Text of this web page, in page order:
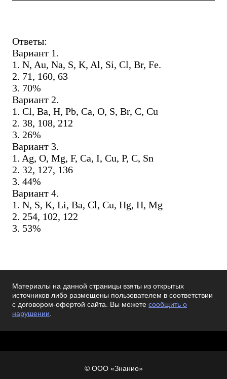
Ответы:
Вариант 1.
1. N, Au, Na, S, K, Al, Si, Cl, Br, Fe.
2. 71, 160, 63
3. 70%
Вариант 2.
1. Cl, Ba, H, Pb, Ca, O, S, Br, C, Cu
2. 38, 108, 212
3. 26%
Вариант 3.
1. Ag, O, Mg, F, Ca, I, Cu, P, C, Sn
2. 32, 127, 136
3. 44%
Вариант 4.
1. N, S, K, Li, Ba, Cl, Cu, Hg, H, Mg
2. 254, 102, 122
3. 53%
Материалы на данной страницы взяты из открытых
источников либо размещены пользователем в соответствии
с договором-офертой сайта. Вы можете сообщить о
нарушении.
© ООО «Знанио»